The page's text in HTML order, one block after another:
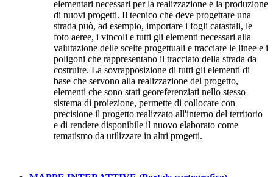
elementari necessari per la realizzazione e la produzione
di nuovi progetti. Il tecnico che deve progettare una
strada può, ad esempio, importare i fogli catastali, le
foto aeree, i vincoli e tutti gli elementi necessari alla
valutazione delle scelte progettuali e tracciare le linee e i
poligoni che rappresentano il tracciato della strada da
costruire. La sovrapposizione di tutti gli elementi di
base che servono alla realizzazione del progetto,
elementi che sono stati georeferenziati nello stesso
sistema di proiezione, permette di collocare con
precisione il progetto realizzato all'interno del territorio
e di rendere disponibile il nuovo elaborato come
tematismo da utilizzare in altri progetti.